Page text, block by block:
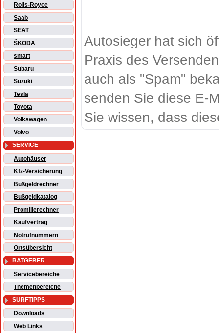
Rolls-Royce
Saab
SEAT
ŠKODA
smart
Subaru
Suzuki
Tesla
Toyota
Volkswagen
Volvo
SERVICE
Autohäuser
Kfz-Versicherung
Bußgeldrechner
Bußgeldkatalog
Promillerechner
Kaufvertrag
Notrufnummern
Ortsübersicht
RATGEBER
Servicebereiche
Themenbereiche
SURFTIPPS
Downloads
Web Links
Autosieger hat sich
Praxis des
auch als "Spam"
senden Sie diese E-
Sie wissen, dass